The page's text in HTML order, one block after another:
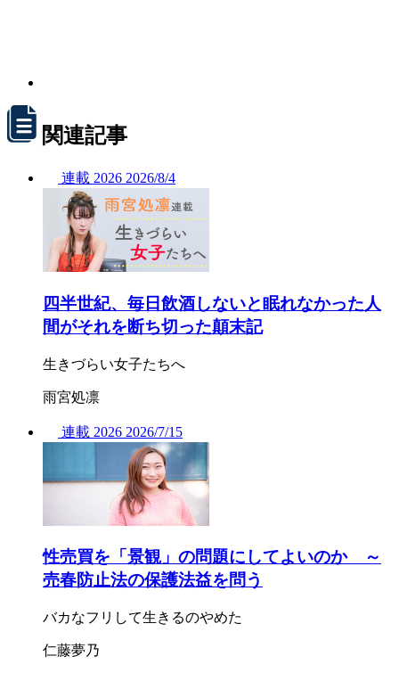
関連記事
連載 2026 2026/8/4
四半世紀、毎日飲酒しないと眠れなかった人
間がそれを断ち切った顛末記
生きづらい女子たちへ
雨宮処凛
連載 2026 2026/7/15
性売買を「景観」の問題にしてよいのか ～
売春防止法の保護法益を問う
バカなフリして生きるのやめた
仁藤夢乃